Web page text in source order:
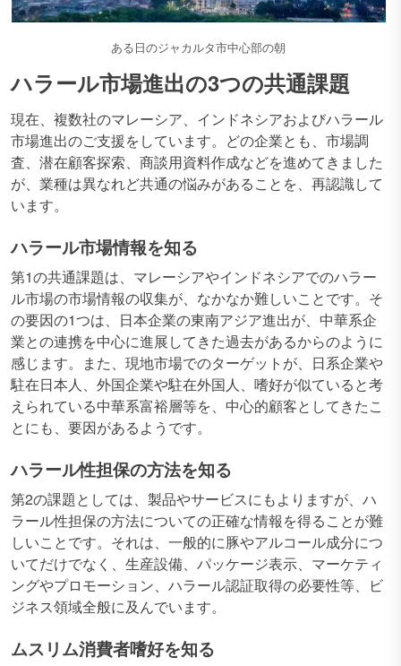
ある日のジャカルタ市中心部の朝
ハラール市場進出の3つの共通課題
現在、複数社のマレーシア、インドネシアおよびハラール
市場進出のご支援をしています。どの企業とも、市場調
査、潜在顧客探索、商談用資料作成などを進めてきました
が、業種は異なれど共通の悩みがあることを、再認識して
います。
ハラール市場情報を知る
第1の共通課題は、マレーシアやインドネシアでのハラー
ル市場の市場情報の収集が、なかなか難しいことです。そ
の要因の1つは、日本企業の東南アジア進出が、中華系企
業との連携を中心に進展してきた過去があるからのように
感じます。また、現地市場でのターゲットが、日系企業や
駐在日本人、外国企業や駐在外国人、嗜好が似ていると考
えられている中華系富裕層等を、中心的顧客としてきたこ
とにも、要因があるようです。
ハラール性担保の方法を知る
第2の課題としては、製品やサービスにもよりますが、ハ
ラール性担保の方法についての正確な情報を得ることが難
しいことです。それは、一般的に豚やアルコール成分につ
いてだけでなく、生産設備、パッケージ表示、マーケティ
ングやプロモーション、ハラール認証取得の必要性等、ビ
ジネス領域全般に及んでいます。
ムスリム消費者嗜好を知る